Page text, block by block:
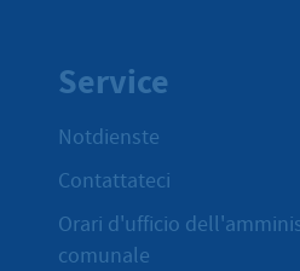
Service
Notdienste
Contattateci
Orari d'ufficio
comunale